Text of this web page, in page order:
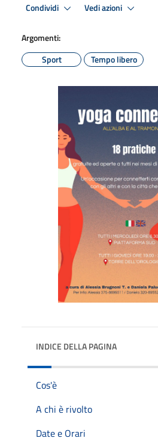
Condividi Vedi azioni
Argomenti:
Sport
Tempo libero
INDICE DELLA PAGINA
Cos'è
A chi è rivolto
Date e Orari